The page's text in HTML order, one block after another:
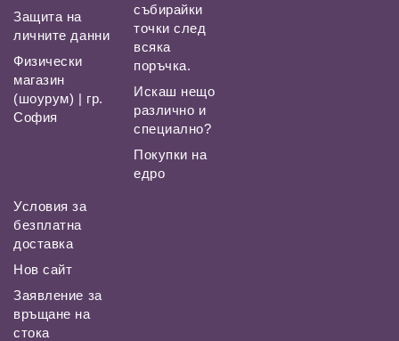
Защита на
личните данни
Физически
магазин
(шоурум) | гр.
София
събирайки
точки след
всяка
поръчка.
Искаш нещо
различно и
специално?
Покупки на
едро
Условия за
безплатна
доставка
Нов сайт
Заявление за
връщане на
стока